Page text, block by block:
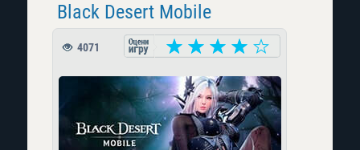
Black Desert Mobile
4071